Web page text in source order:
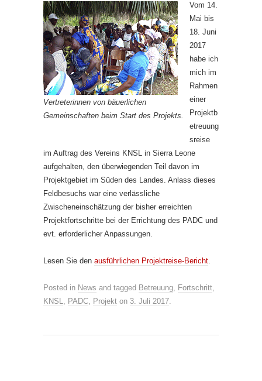
Vertreterinnen von bäuerlichen
Gemeinschaften beim Start des Projekts.
Vom 14.
Mai bis
18. Juni
2017
habe ich
mich im
Rahmen
einer
Projektb
etreuung
sreise
im Auftrag des Vereins KNSL in Sierra Leone
aufgehalten, den überwiegenden Teil davon im
Projektgebiet im Süden des Landes. Anlass dieses
Feldbesuchs war eine verlässliche
Zwischeneinschätzung der bisher erreichten
Projektfortschritte bei der Errichtung des PADC und
evt. erforderlicher Anpassungen.
Lesen Sie den ausführlichen Projektreise-Bericht.
Posted in News and tagged Betreuung, Fortschritt,
KNSL, PADC, Projekt on 3. Juli 2017.